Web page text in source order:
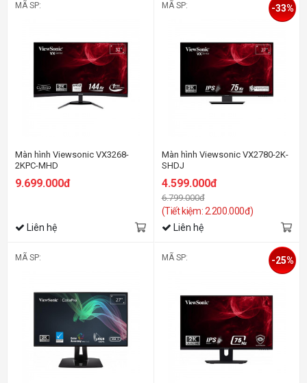
MÃ SP:
Màn hình Viewsonic VX3268-
2KPC-MHD
9.699.000đ
Liên hệ
MÃ SP:
Màn hình Viewsonic VX2780-2K-
SHDJ
4.599.000đ
6.799.000đ
(Tiết kiệm: 2.200.000đ)
-33%
Liên hệ
MÃ SP: MÃ SP: -25%